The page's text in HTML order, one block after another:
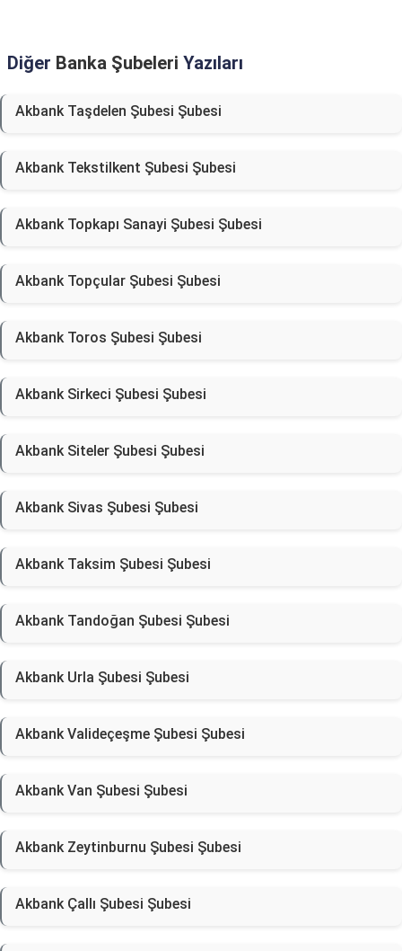
Diğer Banka Şubeleri Yazıları
Akbank Taşdelen Şubesi Şubesi
Akbank Tekstilkent Şubesi Şubesi
Akbank Topkapı Sanayi Şubesi Şubesi
Akbank Topçular Şubesi Şubesi
Akbank Toros Şubesi Şubesi
Akbank Sirkeci Şubesi Şubesi
Akbank Siteler Şubesi Şubesi
Akbank Sivas Şubesi Şubesi
Akbank Taksim Şubesi Şubesi
Akbank Tandoğan Şubesi Şubesi
Akbank Urla Şubesi Şubesi
Akbank Valideçeşme Şubesi Şubesi
Akbank Van Şubesi Şubesi
Akbank Zeytinburnu Şubesi Şubesi
Akbank Çallı Şubesi Şubesi